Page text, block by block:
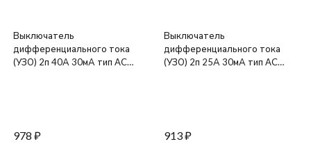
Выключатель
дифференциального тока
(УЗО) 2п 40А 30мА тип AC
978 ₽
Выключатель
дифференциального тока
(УЗО) 2п 25А 30мА тип AC
913₽